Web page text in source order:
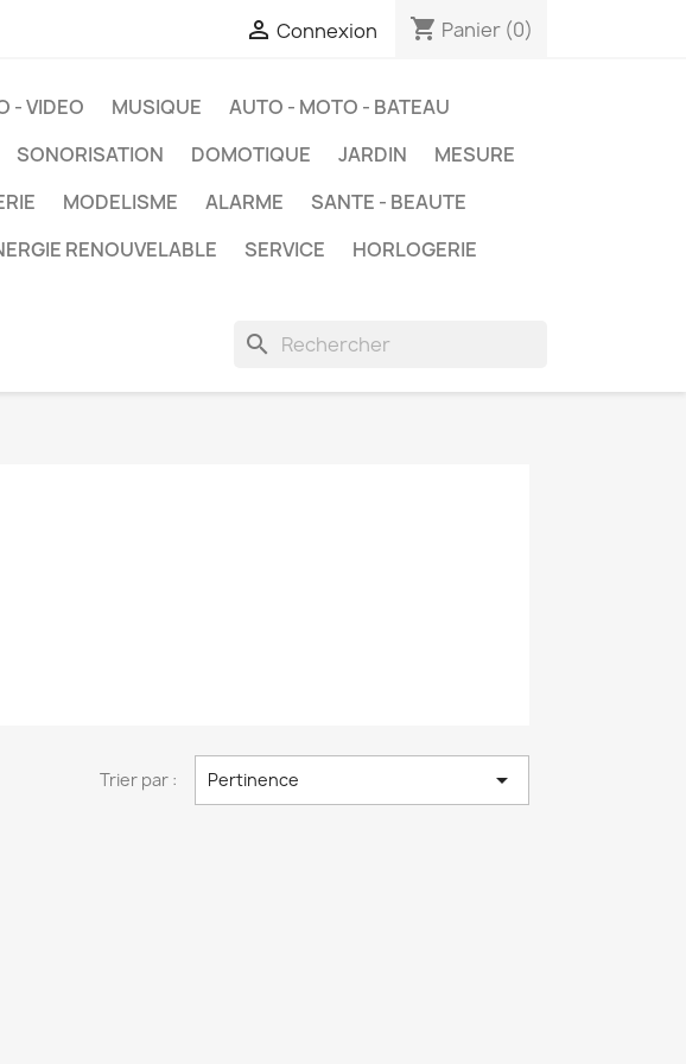
 Connexion shopping_cart Panier (0)
- VIDEO MUSIQUE
AUTO - MOTO - BATEAU
SONORISATION DOMOTIQUE JARDIN
MESURE
MODELISME ALARME
SANTE - BEAUTE
RENOUVELABLE SERVICE
HORLOGERIE
search
Trier par : Pertinence 